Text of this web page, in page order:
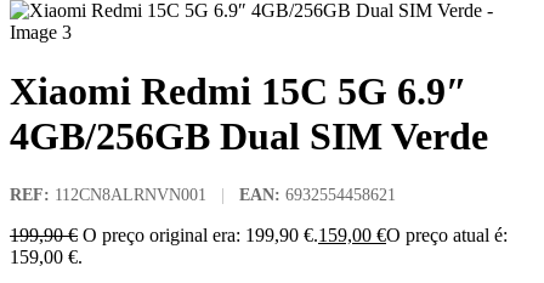
Xiaomi Redmi 15C 5G 6.9″
4GB/256GB Dual SIM Verde
REF: 112CN8ALRNVN001 | EAN: 6932554458621
199,90€ O preço original era: 199,90 €.159,00 €O preço atual é:
159,00 €.